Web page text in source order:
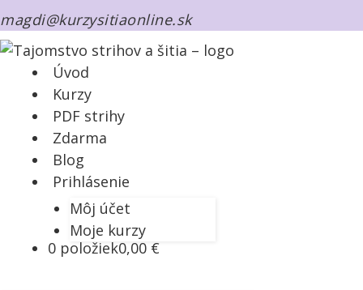
magdi@kurzysitiaonline.sk
Úvod
Kurzy
PDF strihy
Zdarma
Blog
Prihlásenie
Môj účet
Moje kurzy
0 položiek0,00 €